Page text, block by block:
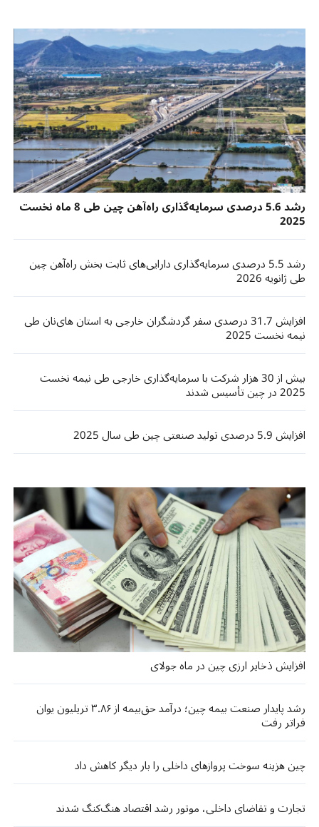
رشد 5.6 درصدی سرمایه‌گذاری راه‌آهن چین طی 8 ماه نخست
2025
رشد 5.5 درصدی سرمایه‌گذاری دارایی‌های ثابت بخش راه‌آهن چین
طی ژانویه 2026
افزایش 31.7 درصدی سفر گردشگران خارجی به استان های‌نان طی
نیمه نخست 2025
بیش از 30 هزار شرکت با سرمایه‌گذاری خارجی طی نیمه نخست
2025 در چین تأسیس شدند
افزایش 5.9 درصدی تولید صنعتی چین طی سال 2025
افزایش ذخایر ارزی چین در ماه جولای
رشد پایدار صنعت بیمه چین؛ درآمد حق‌بیمه از ۳.۸۶ تریلیون یوان
فراتر رفت
چین هزینه سوخت پروازهای داخلی را بار دیگر کاهش داد
تجارت و تقاضای داخلی، موتور رشد اقتصاد هنگ‌کنگ شدند